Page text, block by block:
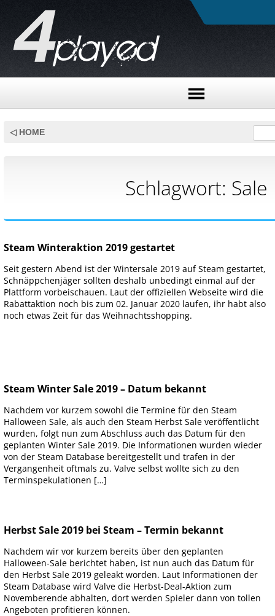
◁ HOME
Schlagwort: Sale
Steam Winteraktion 2019 gestartet
Seit gestern Abend ist der Wintersale 2019 auf Steam gestartet,
Schnäppchenjäger sollten deshalb unbedingt einmal auf der
Plattform vorbeischauen. Laut der offiziellen Webseite wird die
Rabattaktion noch bis zum 02. Januar 2020 laufen, ihr habt also
noch etwas Zeit für das Weihnachtsshopping.
Steam Winter Sale 2019 – Datum bekannt
Nachdem vor kurzem sowohl die Termine für den Steam
Halloween Sale, als auch den Steam Herbst Sale veröffentlicht
wurden, folgt nun zum Abschluss auch das Datum für den
geplanten Winter Sale 2019. Die Informationen wurden wieder
von der Steam Database bereitgestellt und trafen in der
Vergangenheit oftmals zu. Valve selbst wollte sich zu den
Terminspekulationen […]
Herbst Sale 2019 bei Steam – Termin bekannt
Nachdem wir vor kurzem bereits über den geplanten
Halloween-Sale berichtet haben, ist nun auch das Datum für
den Herbst Sale 2019 geleakt worden. Laut Informationen der
Steam Database wird Valve die Herbst-Deal-Aktion zum
Novemberende abhalten, dort werden Spieler dann von tollen
Angeboten profitieren können.